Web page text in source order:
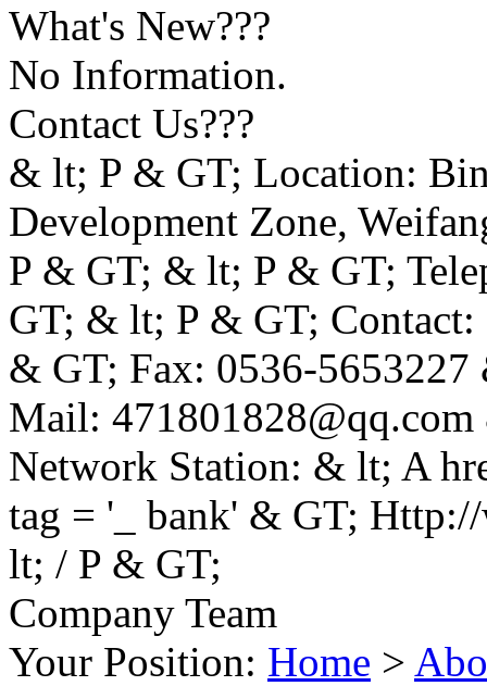
What's New???
No Information.
Contact Us???
& lt; P & GT; Location:
Development Zone,
P & GT; & lt; P & GT;
GT; & lt; P & GT;
& GT; Fax: 0536-
Mail:
Network Station: & lt; A
tag = '_ bank' & GT;
lt; / P & GT;
Company Team
Your Position: Home >